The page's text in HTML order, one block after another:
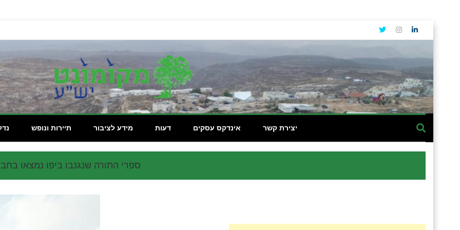
תיירות ונופש מידע לציבור דעות אינדקס עסקים יצירת קשר
ספרי התורה שנגנבו ביפו נמצאו